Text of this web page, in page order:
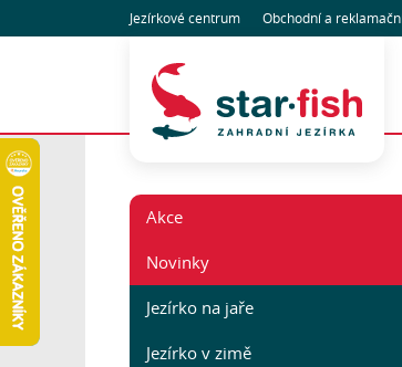
Jezírkové centrum Obchodnía
Akce
Novinky
Jezírko na jaře
Jezírko v zimě